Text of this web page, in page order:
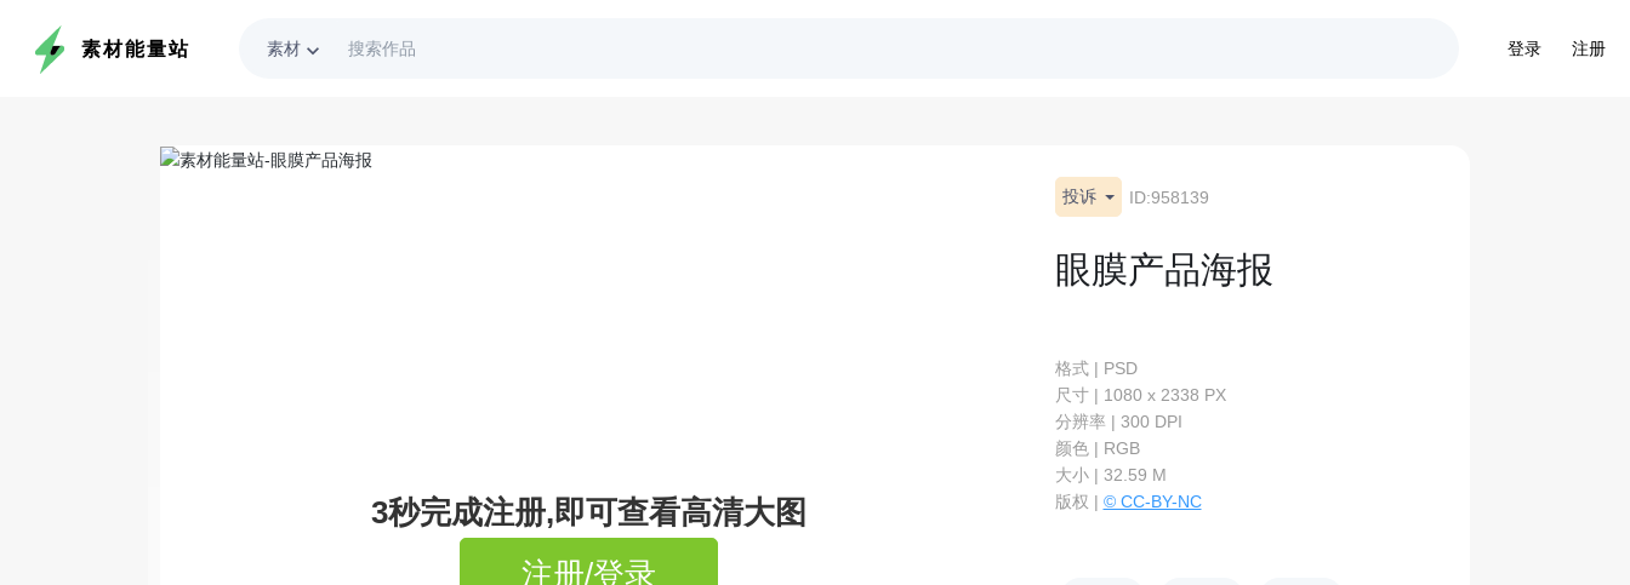
素材能量站 素材keyboard_arrow_down 登录 注册
3秒完成注册,即可查看高清大图
注册/登录
投诉 ID:958139
眼膜产品海报
格式 | PSD
尺寸 | 1080 x 2338 PX
分辨率 | 300 DPI
颜色 | RGB
大小 | 32.59 M
版权 | © CC-BY-NC